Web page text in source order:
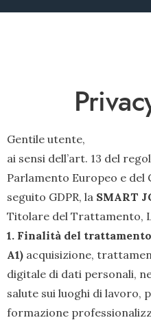
Gentile utente,
ai sensi dell’art. 13 del
Parlamento Europeo e
seguito GDPR, la SMART
Titolare del Trattamento,
1. Finalità del
A1) acquisizione,
digitale di dati personali,
salute sui luoghi di lavoro,
formazione